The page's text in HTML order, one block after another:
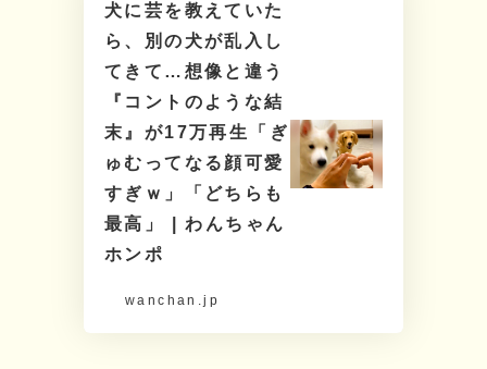
犬に芸を教えていた
ら、別の犬が乱入し
てきて…想像と違う
『コントのような結
末』が17万再生「ぎ
ゅむってなる顔可愛
すぎｗ」「どちらも
最高」 | わんちゃん
ホンポ
wanchan.jp